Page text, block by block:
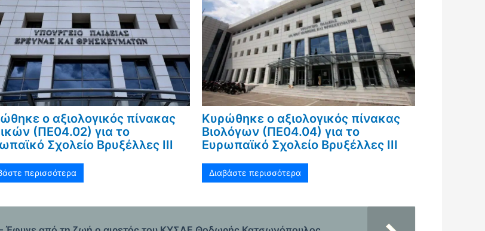
ο αξιολογικός πίνακας
(ΠΕ04.02) για το
Σχολείο Βρυξέλλες ΙΙΙ
περισσότερα
Κυρώθηκε ο αξιολογικός πίνακας
Βιολόγων (ΠΕ04.04) για το
Ευρωπαϊκό Σχολείο Βρυξέλλες ΙΙΙ
Διαβάστε περισσότερα